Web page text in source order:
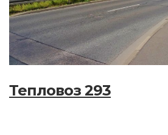
Тепловоз 293